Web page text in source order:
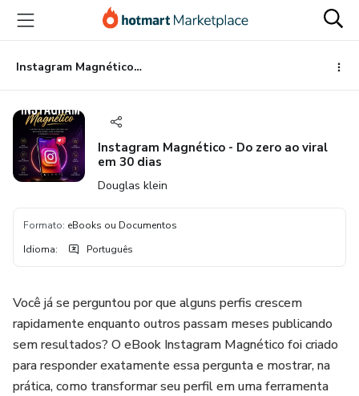
para
conteúdo
principal
para
pagamento
para
rodapé
Instagram Magnético - Do zero ao viral em 30 dias
Instagram Magnético - Do zero ao viral
em 30 dias
Douglas klein
Formato: eBooks ou Documentos
Idioma: Português
Você já se perguntou por que alguns perfis crescem
rapidamente enquanto outros passam meses publicando
sem resultados? O eBook Instagram Magnético foi criado
para responder exatamente essa pergunta e mostrar, na
prática, como transformar seu perfil em uma ferramenta